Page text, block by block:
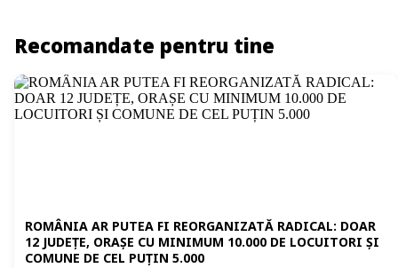
Recomandate pentru tine
ROMÂNIA AR PUTEA FI REORGANIZATĂ RADICAL: DOAR
12 JUDEȚE, ORAȘE CU MINIMUM 10.000 DE LOCUITORI ȘI
COMUNE DE CEL PUȚIN 5.000